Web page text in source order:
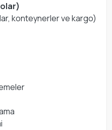
konteynerler ve kargo)